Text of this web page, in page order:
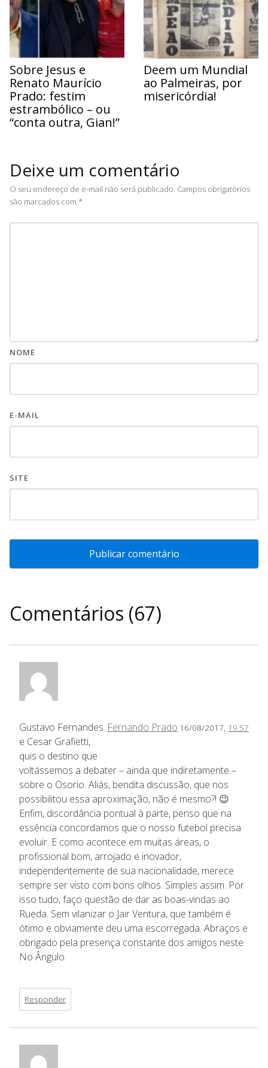
Sobre Jesus e
Renato Maurício
Prado: festim
estrambólico – ou
“conta outra, Gian!”
Deem um Mundial
ao Palmeiras, por
misericórdia!
Deixe um comentário
O seu endereço de e-mail não será publicado. Campos obrigatórios
são marcados com *
NOME
E-MAIL
SITE
Comentários (67)
Fernando Prado 16/08/2017, 19:57
Gustavo Fernandes
e Cesar Grafietti,
quis o destino que
voltássemos a debater – ainda que indiretamente –
sobre o Osorio. Aliás, bendita discussão, que nos
possibilitou essa aproximação, não é mesmo?! 😉
Enfim, discordância pontual à parte, penso que na
essência concordamos que o nosso futebol precisa
evoluir. E como acontece em muitas áreas, o
profissional bom, arrojado e inovador,
independentemente de sua nacionalidade, merece
sempre ser visto com bons olhos. Simples assim. Por
isso tudo, faço questão de dar as boas-vindas ao
Rueda. Sem vilanizar o Jair Ventura, que também é
ótimo e obviamente deu uma escorregada. Abraços e
obrigado pela presença constante dos amigos neste
No Ângulo.
Responder